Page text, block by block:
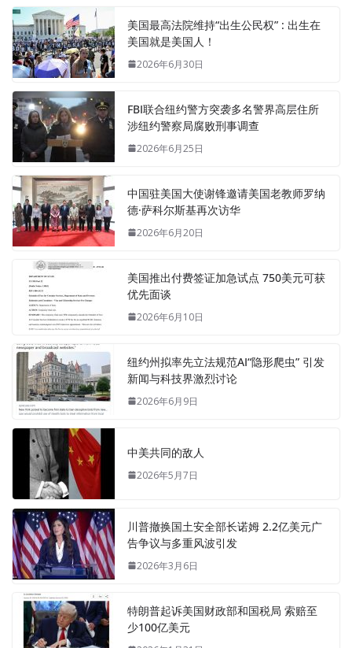
美国最高法院维持“出生公民权” : 出生在
美国就是美国人！
2026年6月30日
FBI联合纽约警方突袭多名警界高层住所
涉纽约警察局腐败刑事调查
2026年6月25日
中国驻美国大使谢锋邀请美国老教师罗纳
德·萨科尔斯基再次访华
2026年6月20日
美国推出付费签证加急试点 750美元可获
优先面谈
2026年6月10日
纽约州拟率先立法规范AI“隐形爬虫” 引发
新闻与科技界激烈讨论
2026年6月9日
中美共同的敌人
2026年5月7日
川普撤换国土安全部长诺姆 2.2亿美元广
告争议与多重风波引发
2026年3月6日
特朗普起诉美国财政部和国税局 索赔至
少100亿美元